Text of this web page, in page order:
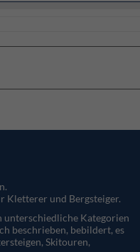
Kletterer und Bergsteiger.
unterschiedliche Kategorien
beschrieben, bebildert, es
Skitouren,